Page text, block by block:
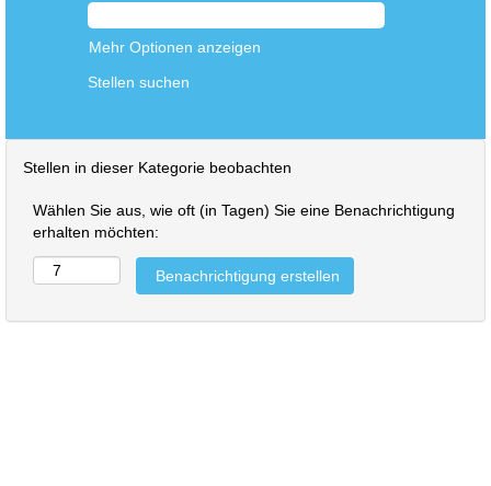
Mehr Optionen anzeigen
Stellen in dieser Kategorie beobachten
Wählen Sie aus, wie oft (in Tagen) Sie eine Benachrichtigung
erhalten möchten: